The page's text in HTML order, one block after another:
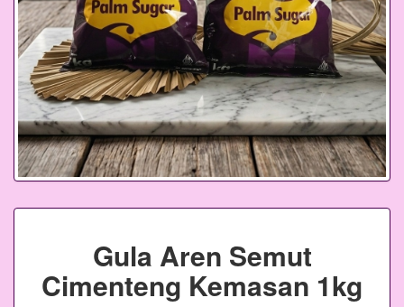
Gula Aren Semut
Cimenteng Kemasan 1kg